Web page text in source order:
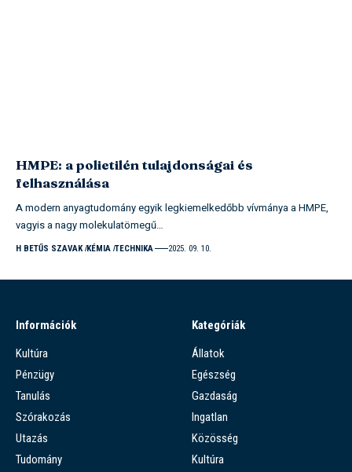
HMPE: a polietilén tulajdonságai és
felhasználása
A modern anyagtudomány egyik legkiemelkedőbb vívmánya a HMPE,
vagyis a nagy molekulatömegű…
H BETŰS SZAVAK KÉMIA TECHNIKA 2025. 09. 10.
Információk
Kultúra
Pénzügy
Tanulás
Szórakozás
Utazás
Tudomány
Kategóriák
Állatok
Egészség
Gazdaság
Ingatlan
Közösség
Kultúra